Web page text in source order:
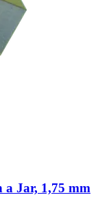
Jar, 1,75 mm